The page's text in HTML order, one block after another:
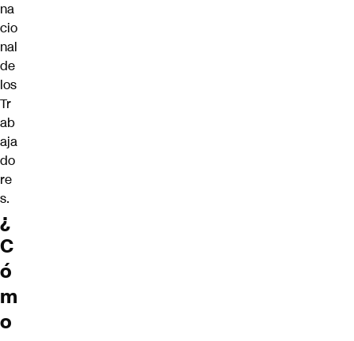
na
cio
nal
de
los
Tr
ab
aja
do
re
s.
¿
C
ó
m
o